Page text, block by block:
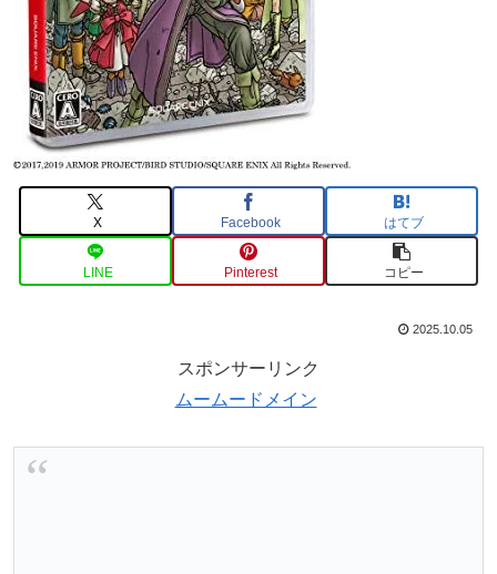
X Facebook はてブ
LINE Pinterest コピー
2025.10.05
スポンサーリンク
ムームードメイン